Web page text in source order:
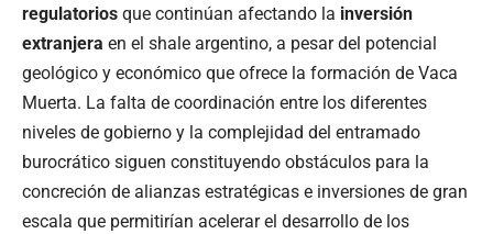
regulatorios que continúan afectando la inversión
extranjera en el shale argentino, a pesar del potencial
geológico y económico que ofrece la formación de Vaca
Muerta. La falta de coordinación entre los diferentes
niveles de gobierno y la complejidad del entramado
burocrático siguen constituyendo obstáculos para la
concreción de alianzas estratégicas e inversiones de gran
escala que permitirían acelerar el desarrollo de los